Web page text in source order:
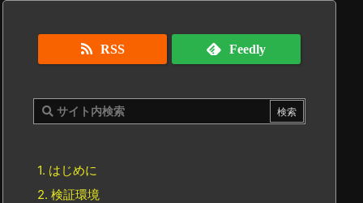
RSS Feedly
1. はじめに
2. 検証環境